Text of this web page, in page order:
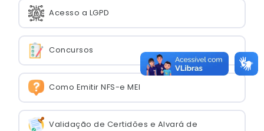
Acesso a LGPD
Concursos
Como Emitir NFS-e MEI
Validação de Certidões e Alvará de